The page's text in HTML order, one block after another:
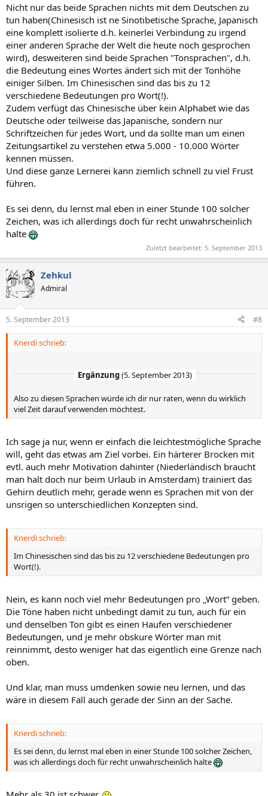
Nicht nur das beide Sprachen nichts mit dem Deutschen zu
tun haben(Chinesisch ist ne Sinotibetische Sprache, Japanisch
eine komplett isolierte d.h. keinerlei Verbindung zu irgend
einer anderen Sprache der Welt die heute noch gesprochen
wird), desweiteren sind beide Sprachen "Tonsprachen", d.h.
die Bedeutung eines Wortes ändert sich mit der Tonhöhe
einiger Silben. Im Chinesischen sind das bis zu 12
verschiedene Bedeutungen pro Wort(!).
Zudem verfügt das Chinesische über kein Alphabet wie das
Deutsche oder teilweise das Japanische, sondern nur
Schriftzeichen für jedes Wort, und da sollte man um einen
Zeitungsartikel zu verstehen etwa 5.000 - 10.000 Wörter
kennen müssen.
Und diese ganze Lernerei kann ziemlich schnell zu viel Frust
führen.
Es sei denn, du lernst mal eben in einer Stunde 100 solcher
Zeichen, was ich allerdings doch für recht unwahrscheinlich
halte
Zuletzt bearbeitet: 5. September 2013
Zehkul
Admiral
5. September 2013 #8
Knerdi schrieb:
Ergänzung(5. September 2013)
Also zu diesen Sprachen würde ich dir nur raten, wenn du wirklich
viel Zeit darauf verwenden möchtest.
Ich sage ja nur, wenn er einfach die leichtestmögliche Sprache
will, geht das etwas am Ziel vorbei. Ein härterer Brocken mit
evtl. auch mehr Motivation dahinter (Niederländisch braucht
man halt doch nur beim Urlaub in Amsterdam) trainiert das
Gehirn deutlich mehr, gerade wenn es Sprachen mit von der
unsrigen so unterschiedlichen Konzepten sind.
Knerdi schrieb:
Im Chinesischen sind das bis zu 12 verschiedene Bedeutungen pro
Wort(!).
Nein, es kann noch viel mehr Bedeutungen pro „Wort“ geben.
Die Töne haben nicht unbedingt damit zu tun, auch für ein
und denselben Ton gibt es einen Haufen verschiedener
Bedeutungen, und je mehr obskure Wörter man mit
reinnimmt, desto weniger hat das eigentlich eine Grenze nach
oben.
Und klar, man muss umdenken sowie neu lernen, und das
wäre in diesem Fall auch gerade der Sinn an der Sache.
Knerdi schrieb:
Es sei denn, du lernst mal eben in einer Stunde 100 solcher Zeichen,
was ich allerdings doch für recht unwahrscheinlich halte